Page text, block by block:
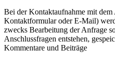
Bei der Kontaktaufnahme mit
Kontaktformular oder E-Mail)
zwecks Bearbeitung der Anfrage
Anschlussfragen entstehen,
Kommentare und Beiträge